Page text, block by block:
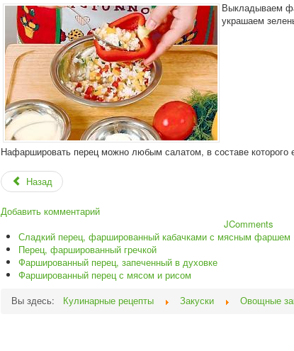
Выкладываем
украшаем
Нафаршировать перец можно любым салатом, в составе которого
Назад
Добавить комментарий
JComments
Сладкий перец, фаршированный кабачками с мясным фаршем
Перец, фаршированный гречкой
Фаршированный перец, запеченный в духовке
Фаршированный перец с мясом и рисом
Вы здесь:
Кулинарные рецепты Закуски Овощные